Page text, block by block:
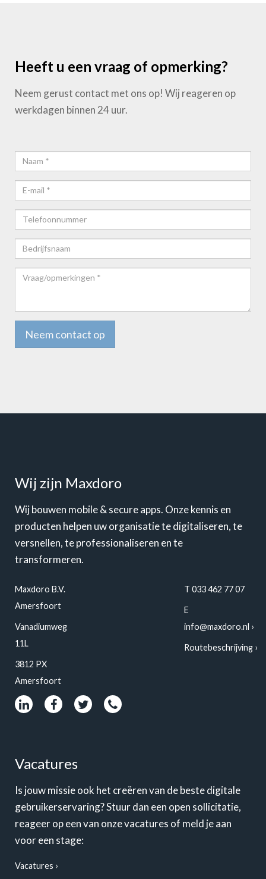
Heeft u een vraag of opmerking?
Neem gerust contact met ons op! Wij reageren op
werkdagen binnen 24 uur.
Naam*
E-
mail*
Telefoonnummer
Bedrijfsnaam
Vraag/opmerkingen
Neem contact op
Wij zijn Maxdoro
Wij bouwen mobile & secure apps. Onze kennis en
producten helpen uw organisatie te digitaliseren, te
versnellen, te professionaliseren en te
transformeren.
Maxdoro B.V.
Amersfoort
Vanadiumweg
11L
3812 PX
Amersfoort
T 033 462 77 07
E
info@maxdoro.nl
Routebeschrijving
Vacatures
Is jouw missie ook het creëren van de beste digitale
gebruikerservaring? Stuur dan een open sollicitatie,
reageer op een van onze vacatures of meld je aan
voor een stage:
Vacatures